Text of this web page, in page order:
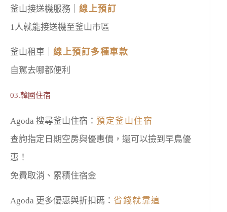
釜山接送機服務｜ 線上預訂
1人就能接送機至釜山市區
釜山租車｜ 線上預訂多種車款
自駕去哪都便利
03.韓國住宿
Agoda 搜尋釜山住宿： 預定釜山住宿
查詢指定日期空房與優惠價，還可以撿到早鳥優
惠！
免費取消、累積住宿金
Agoda 更多優惠與折扣碼： 省錢就靠這